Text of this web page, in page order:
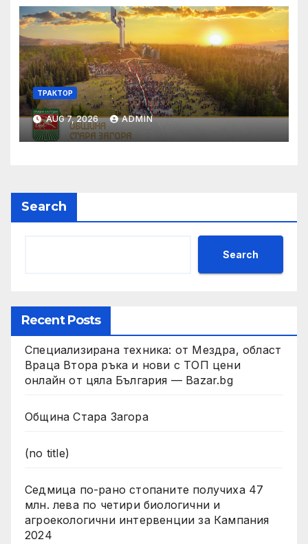
ТРАКТОР
AUG 7, 2026 ADMIN
Search
Search
Recent Posts
Специализирана техника: от Мездра, област
Враца Втора ръка и нови с ТОП цени
онлайн от цяла България — Bazar.bg
Община Стара Загора
(no title)
Седмица по-рано стопаните получиха 47
млн. лева по четири биологични и
агроекологични интервенции за Кампания
2024